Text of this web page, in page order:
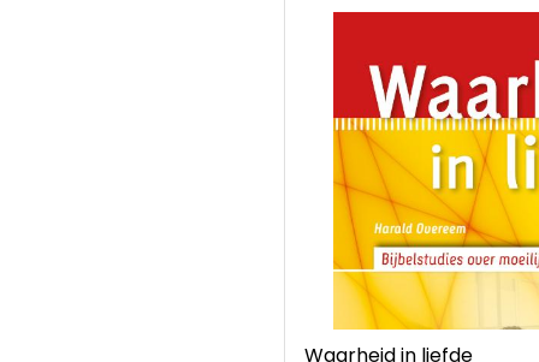
Kringserie. Deze serie is
Nederland. Ze wil
Waarheid in liefde